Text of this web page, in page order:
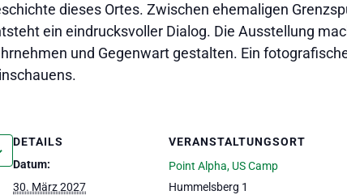
dieses Ortes. Zwischen ehemaligen
ein eindrucksvoller Dialog. Die Ausstellung
und Gegenwart gestalten. Ein
DETAILS
Datum:
30. März 2027
VERANSTALTUNGSORT
Point Alpha, US Camp
Hummelsberg 1